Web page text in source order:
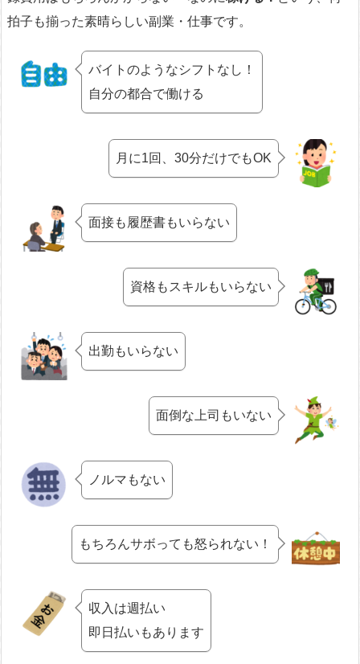
拍子も揃った素晴らしい副業・仕事です。
バイトのようなシフトなし！
自分の都合で働ける
月に1回、30分だけでもOK
面接も履歴書もいらない
資格もスキルもいらない
出勤もいらない
面倒な上司もいない
ノルマもない
もちろんサボっても怒られない！
収入は週払い
即日払いもあります